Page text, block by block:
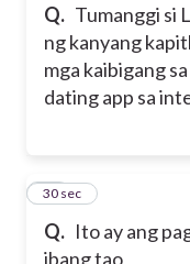
Q. Tumanggi si
ng kanyang
mga kaibigang
dating app sa
Q. Ito ay ang
ibang tao
21
30 sec